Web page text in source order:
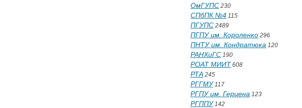
ОмГУПС 230
СПбПК №4 115
ПГУПС 2489
ПГПУ им. Короленко 296
ПНТУ им. Кондратюка 120
РАНХиГС 190
РОАТ МИИТ 608
РТА 245
РГГМУ117
РГПУ им. Герцена 123
РГППУ142